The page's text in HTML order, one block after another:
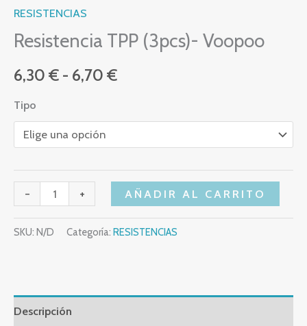
RESISTENCIAS
Resistencia TPP (3pcs)- Voopoo
6,30 € - 6,70 €
Tipo
- + AÑADIR AL CARRITO
SKU: N/D Categoría: RESISTENCIAS
Descripción